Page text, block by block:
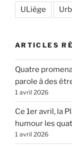
ULiège
ARTICLES
Quatre
parole à des
1 avril 2026
Ce 1er avril, la
humour les
1 avril 2026